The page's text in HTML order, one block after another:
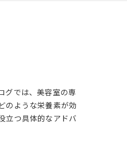
グでは、美容室の専
のような栄養素が効
立つ具体的なアドバ